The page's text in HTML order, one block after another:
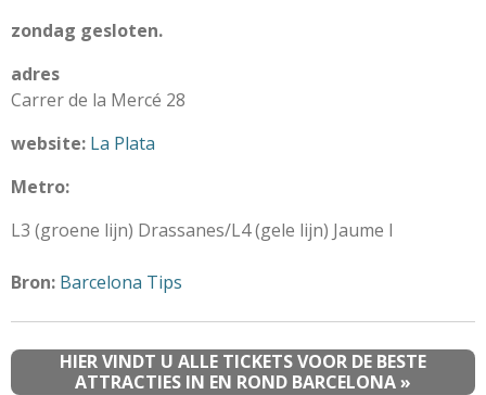
zondag gesloten.
adres
Carrer de la Mercé 28
website: La Plata
Metro:
L3 (groene lijn) Drassanes/L4 (gele lijn) Jaume I
Bron: Barcelona Tips
HIER VINDT U ALLE TICKETS VOOR DE BESTE
ATTRACTIES IN EN ROND BARCELONA »